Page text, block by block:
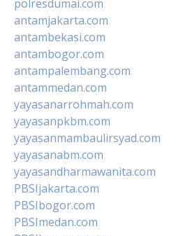
polresdumai.com
antamjakarta.com
antambekasi.com
antambogor.com
antampalembang.com
antammedan.com
yayasanarrohmah.com
yayasanpkbm.com
yayasanmambaulirsyad.com
yayasanabm.com
yayasandharmawanita.com
PBSIjakarta.com
PBSIbogor.com
PBSImedan.com